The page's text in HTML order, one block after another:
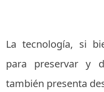
La tecnología, si
para preservar y
también presenta